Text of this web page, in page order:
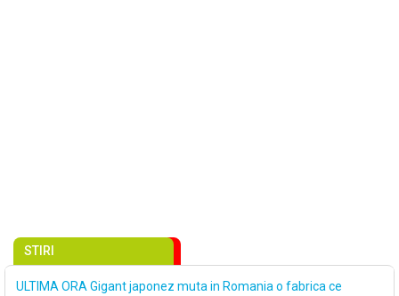
STIRI
ULTIMA ORA Gigant japonez muta in Romania o fabrica ce